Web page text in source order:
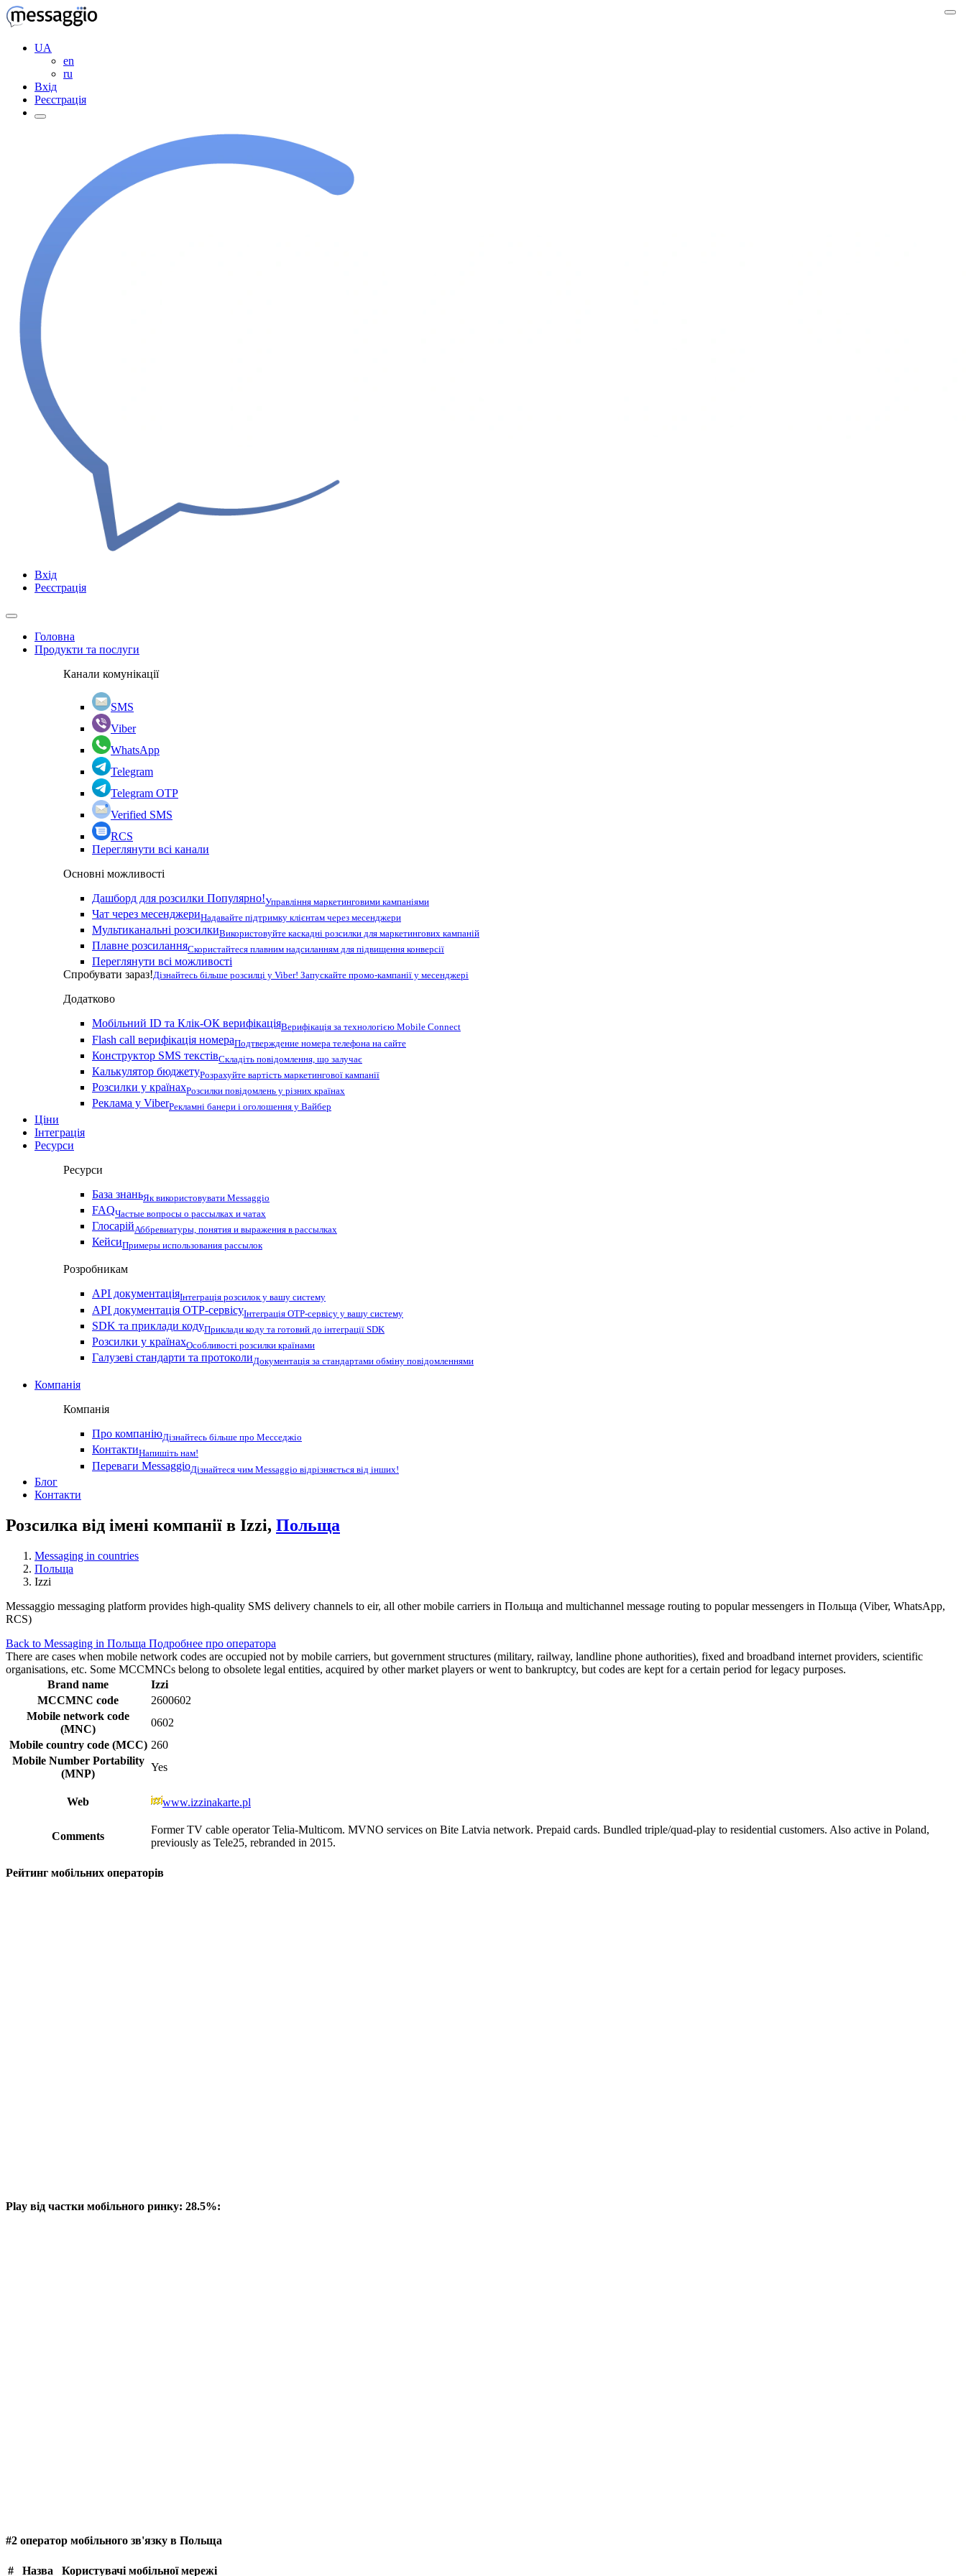
UA
en
ru
Вхід
Реєстрація
Вхід
Реєстрація
Головна
Продукти та послуги
Канали комунікації
SMS
Viber
WhatsApp
Telegram
Telegram OTP
Verified SMS
RCS
Переглянути всі канали
Основні можливості
Дашборд для розсилки Популярно!Управління маркетинговими кампаніями
Чат через месенджериНадавайте підтримку клієнтам через месенджери
Мультиканальні розсилкиВикористовуйте каскадні розсилки для маркетингових кампаній
Плавне розсиланняСкористайтеся плавним надсиланням для підвищення конверсії
Переглянути всі можливості
Спробувати зараз!Дізнайтесь більше розсилці у Viber! Запускайте промо-кампанії у месенджері
Додатково
Мобільний ID та Клік-ОК верифікаціяВерифікація за технологією Mobile Connect
Flash call верифікація номераПодтверждение номера телефона на сайте
Конструктор SMS текстівСкладіть повідомлення, що залучає
Калькулятор бюджетуРозрахуйте вартість маркетингової кампанії
Розсилки у країнахРозсилки повідомлень у різних країнах
Реклама у ViberРекламні банери і оголошення у Вайбер
Ціни
Інтеграція
Ресурси
Ресурси
База знаньЯк використовувати Messaggio
FAQЧастые вопросы о рассылках и чатах
ГлосарійАббревиатуры, понятия и выражения в рассылках
КейсиПримеры использования рассылок
Розробникам
API документаціяІнтеграція розсилок у вашу систему
API документація OTP-сервісуІнтеграція OTP-сервісу у вашу систему
SDK та приклади кодуПриклади коду та готовий до інтеграції SDK
Розсилки у країнахОсобливості розсилки країнами
Галузеві стандарти та протоколиДокументація за стандартами обміну повідомленнями
Компанія
Компанія
Про компаніюДізнайтесь більше про Месседжіо
КонтактиНапишіть нам!
Переваги MessaggioДізнайтеся чим Messaggio відрізняється від інших!
Блог
Контакти
Розсилка від імені компанії в Izzi, Польща
Messaging in countries
Польща
Izzi
Messaggio messaging platform provides high-quality SMS delivery channels to eir, all other mobile carriers in Польща and multichannel message routing to popular messengers in Польща (Viber, WhatsApp,
RCS)
Back to Messaging in Польща Подробнее про оператора
There are cases when mobile network codes are occupied not by mobile carriers, but government structures (military, railway, landline phone authorities), fixed and broadband internet providers, scientific
organisations, etc. Some MCCMNCs belong to obsolete legal entities, acquired by other market players or went to bankruptcy, but codes are kept for a certain period for legacy purposes.
Brand name
Izzi
MCCMNC code
2600602
Mobile network code
(MNC)
0602
Mobile country code (MCC) 260
Mobile Number Portability
(MNP)
Yes
Web www.izzinakarte.pl
Comments
Former TV cable operator Telia-Multicom. MVNO services on Bite Latvia network. Prepaid cards. Bundled triple/quad-play to residential customers. Also active in Poland,
previously as Tele25, rebranded in 2015.
Рейтинг мобільних операторів
Play від частки мобільного ринку: 28.5%:
#2 оператор мобільного зв'язку в Польща
# Назва Користувачі мобільної мережі